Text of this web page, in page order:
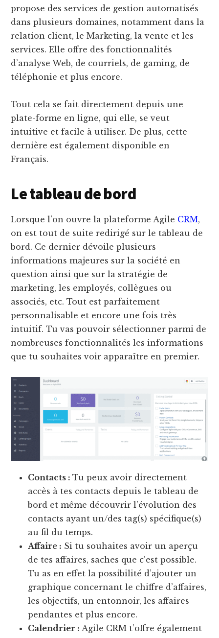
propose des services de gestion automatisés
dans plusieurs domaines, notamment dans la
relation client, le Marketing, la vente et les
services. Elle offre des fonctionnalités
d’analyse Web, de courriels, de gaming, de
téléphonie et plus encore.
Tout cela se fait directement depuis une
plate-forme en ligne, qui elle, se veut
intuitive et facile à utiliser. De plus, cette
dernière est également disponible en
Français.
Le tableau de bord
Lorsque l’on ouvre la plateforme Agile CRM,
on est tout de suite redirigé sur le tableau de
bord. Ce dernier dévoile plusieurs
informations majeures sur la société en
question ainsi que sur la stratégie de
marketing, les employés, collègues ou
associés, etc. Tout est parfaitement
personnalisable et encore une fois très
intuitif. Tu vas pouvoir sélectionner parmi de
nombreuses fonctionnalités les informations
que tu souhaites voir apparaître en premier.
Contacts :Tu peux avoir directement
accès à tes contacts depuis le tableau de
bord et même découvrir l’évolution des
contacts ayant un/des tag(s) spécifique(s)
au fil du temps.
Affaire : Si tu souhaites avoir un aperçu
de tes affaires, saches que c’est possible.
Tu as en effet la possibilité d’ajouter un
graphique concernant le chiffre d’affaires,
les objectifs, un entonnoir, les affaires
pendantes et plus encore.
Calendrier :Agile CRM t’offre également